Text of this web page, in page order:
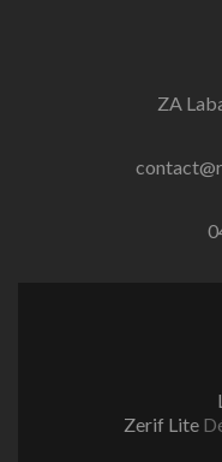
ZA
Zerif Lite